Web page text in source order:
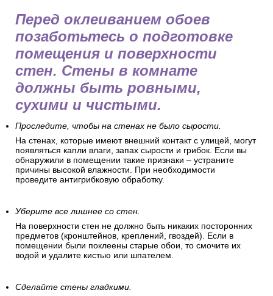
Перед оклеиванием обоев
позаботьтесь о подготовке
помещения и поверхности
стен. Стены в комнате
должны быть ровными,
сухими и чистыми.
Проследите, чтобы на стенах не было сырости.
На стенах, которые имеют внешний контакт с улицей, могут
появляться капли влаги, запах сырости и грибок. Если вы
обнаружили в помещении такие признаки – устраните
причины высокой влажности. При необходимости
проведите антигрибковую обработку.
Уберите все лишнее со стен.
На поверхности стен не должно быть никаких посторонних
предметов (кронштейнов, креплений, гвоздей). Если в
помещении были поклеены старые обои, то смочите их
водой и удалите кистью или шпателем.
Сделайте стены гладкими.